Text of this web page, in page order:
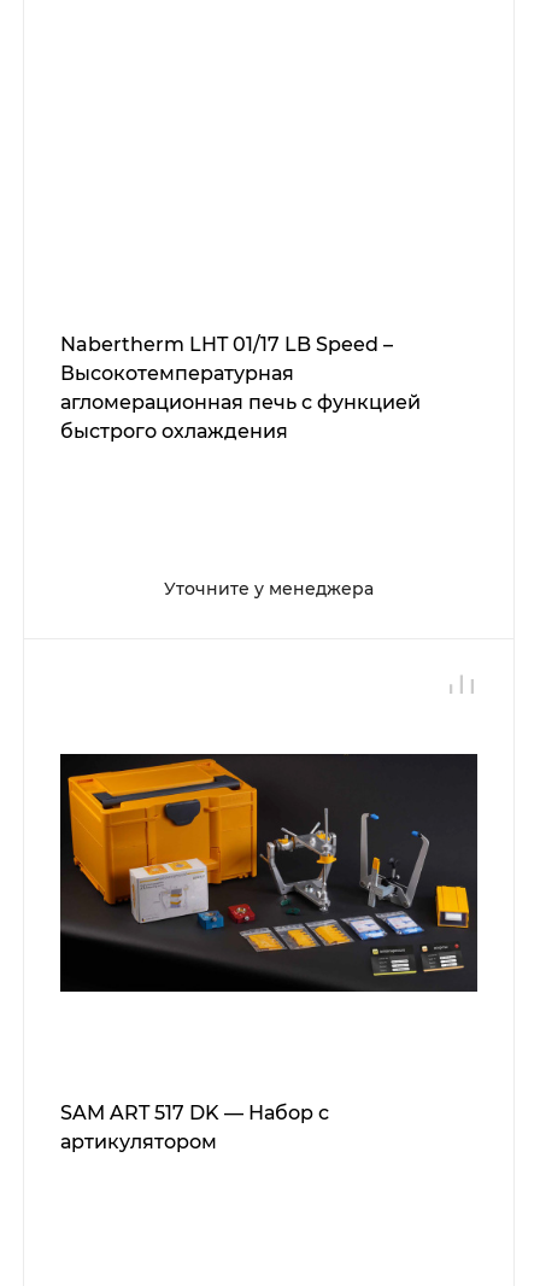
Nabertherm LHT 01/17 LB Speed –
Высокотемпературная
агломерационная печь с функцией
быстрого охлаждения
Уточните у менеджера
SAM ART 517 DK — Набор с
артикулятором